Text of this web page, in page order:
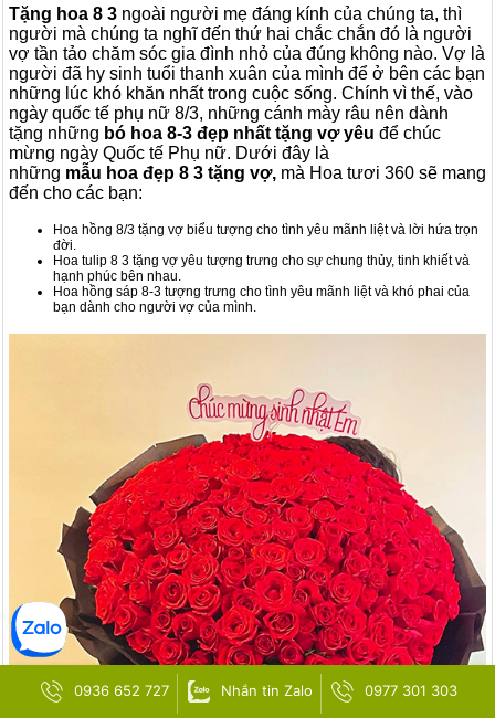
Tặng hoa 8 3 ngoài người mẹ đáng kính của chúng ta, thì
người mà chúng ta nghĩ đến thứ hai chắc chắn đó là người
vợ tần tảo chăm sóc gia đình nhỏ của đúng không nào. Vợ là
người đã hy sinh tuổi thanh xuân của mình để ở bên các bạn
những lúc khó khăn nhất trong cuộc sống. Chính vì thế, vào
ngày quốc tế phụ nữ 8/3, những cánh mày râu nên dành
tặng những bó hoa 8-3 đẹp nhất tặng vợ yêu để chúc
mừng ngày Quốc tế Phụ nữ. Dưới đây là
những mẫu hoa đẹp 8 3 tặng vợ, mà Hoa tươi 360 sẽ mang
đến cho các bạn:
Hoa hồng 8/3 tặng vợ biểu tượng cho tình yêu mãnh liệt và lời hứa trọn
đời.
Hoa tulip 8 3 tặng vợ yêu tượng trưng cho sự chung thủy, tinh khiết và
hạnh phúc bên nhau.
Hoa hồng sáp 8-3 tượng trưng cho tình yêu mãnh liệt và khó phai của
bạn dành cho người vợ của mình.
0936 652 727 Nhắn tin Zalo 0977 301 303